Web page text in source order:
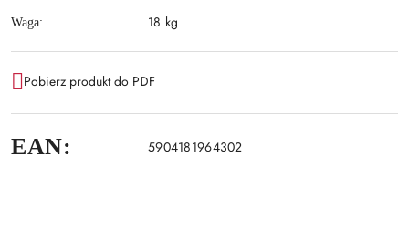
Waga: 18 kg
Pobierz produkt do PDF
EAN: 5904181964302